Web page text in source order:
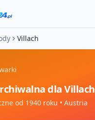
Villach
dlaVillach
od 1940 roku • Austria